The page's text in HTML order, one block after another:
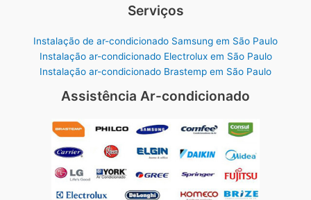
Serviços
Instalação de ar-condicionado Samsung em São Paulo
Instalação ar-condicionado Electrolux em São Paulo
Instalação ar-condicionado Brastemp em São Paulo
Assistência Ar-condicionado